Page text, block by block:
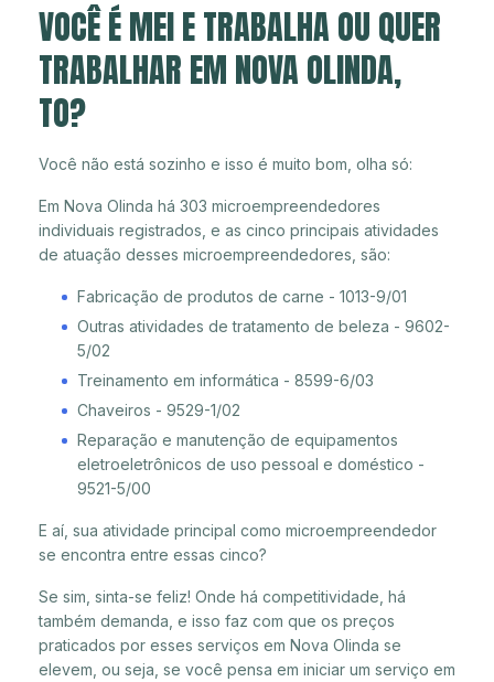
VOCÊ É MEI E TRABALHA OU QUER
TRABALHAR EM NOVA OLINDA,
TO?
Você não está sozinho e isso é muito bom, olha só:
Em Nova Olinda há 303 microempreendedores
individuais registrados, e as cinco principais atividades
de atuação desses microempreendedores, são:
Fabricação de produtos de carne - 1013-9/01
Outras atividades de tratamento de beleza - 9602-
5/02
Treinamento em informática - 8599-6/03
Chaveiros - 9529-1/02
Reparação e manutenção de equipamentos
eletroeletrônicos de uso pessoal e doméstico -
9521-5/00
E aí, sua atividade principal como microempreendedor
se encontra entre essas cinco?
Se sim, sinta-se feliz! Onde há competitividade, há
também demanda, e isso faz com que os preços
praticados por esses serviços em Nova Olinda se
elevem, ou seja, se você pensa em iniciar um serviço em